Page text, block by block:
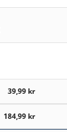
39,99 kr
184,99 kr